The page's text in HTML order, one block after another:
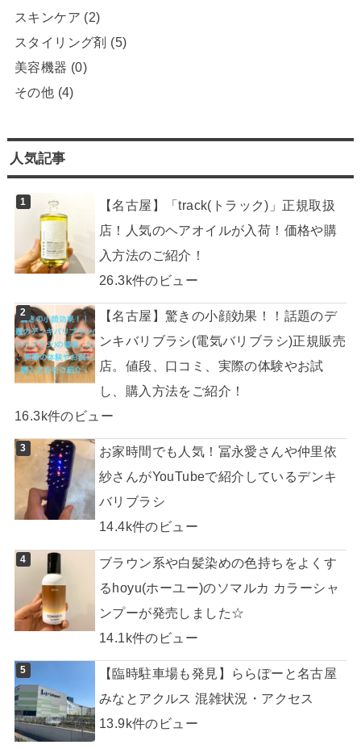
スキンケア (2)
スタイリング剤 (5)
美容機器 (0)
その他 (4)
人気記事
【名古屋】「track(トラック)」正規取扱
店！人気のヘアオイルが入荷！価格や購
入方法のご紹介！
26.3k件のビュー
【名古屋】驚きの小顔効果！！話題のデ
ンキバリブラシ(電気バリブラシ)正規販売
店。値段、口コミ、実際の体験やお試
し、購入方法をご紹介！
16.3k件のビュー
お家時間でも人気！冨永愛さんや仲里依
紗さんがYouTubeで紹介しているデンキ
バリブラシ
14.4k件のビュー
ブラウン系や白髪染めの色持ちをよくす
るhoyu(ホーユー)のソマルカ カラーシャ
ンプーが発売しました☆
14.1k件のビュー
【臨時駐車場も発見】ららぽーと名古屋
みなとアクルス 混雑状況・アクセス
13.9k件のビュー